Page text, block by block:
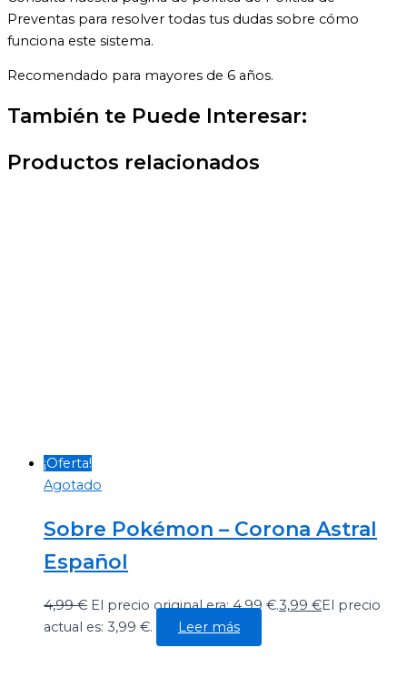
Preventas para resolver todas tus dudas sobre cómo
funciona este sistema.
Recomendado para mayores de 6 años.
También te Puede Interesar:
Productos relacionados
¡Oferta!
Agotado
Sobre Pokémon – Corona Astral
Español
4,99€ El precio original era: 4,99 €.3,99 €El precio
actual es: 3,99 €.
Leer más